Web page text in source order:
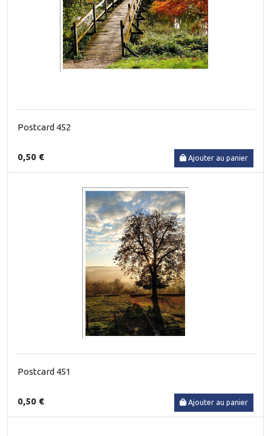
Postcard 452
0,50 € Ajouter au panier
Postcard 451
0,50 € Ajouter au panier